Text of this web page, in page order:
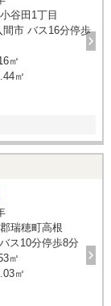
谷田1丁目
市 バス16分停歩
㎡
㎡
瑞穂町高根
ス10分停歩8分
㎡
㎡